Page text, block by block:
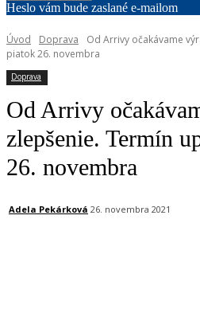
Heslo vám bude zaslané e-mailom
Úvod Doprava
Od Arrivy očakávame
piatok 26. novembra
Doprava
Od Arrivy
zlepšenie. Termín
26. novembra
Adela Pekárková 26. novembra 2021